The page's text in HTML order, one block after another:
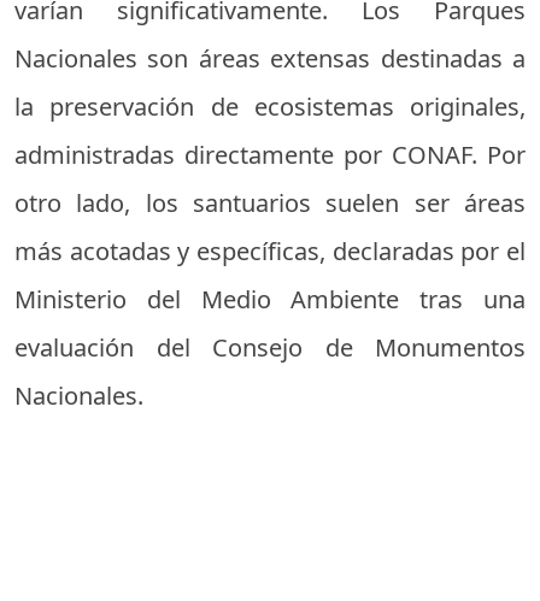
varían significativamente. Los Parques
Nacionales son áreas extensas destinadas a
la preservación de ecosistemas originales,
administradas directamente por CONAF. Por
otro lado, los santuarios suelen ser áreas
más acotadas y específicas, declaradas por el
Ministerio del Medio Ambiente tras una
evaluación del Consejo de Monumentos
Nacionales.